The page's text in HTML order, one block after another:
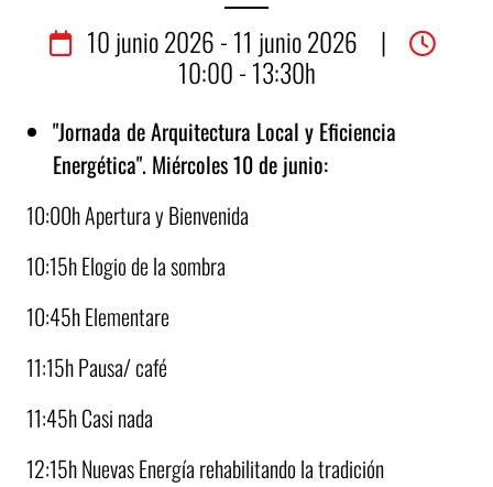
10 junio2026 - 11 junio2026
|
10:00 - 13:30h
"Jornada de Arquitectura Local y Eficiencia
Energética". Miércoles 10 de junio:
10:00h Apertura y Bienvenida
10:15h Elogio de la sombra
10:45h Elementare
11:15h Pausa/ café
11:45h Casi nada
12:15h Nuevas Energía rehabilitando la tradición